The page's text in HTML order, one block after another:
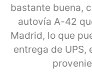
bastante buena,
autovía A-42
Madrid, lo que
entrega de UPS,